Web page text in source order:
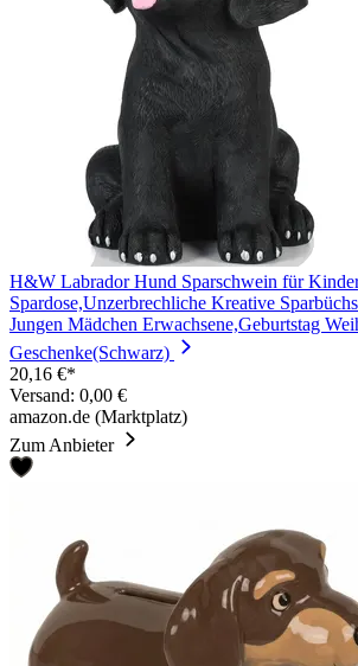
H&W Labrador Hund Sparschwein für
Spardose,Unzerbrechliche Kreative
Jungen Mädchen Erwachsene,Geburtstag
Geschenke(Schwarz)
20,16 €*
Versand: 0,00 €
amazon.de (Marktplatz)
Zum Anbieter